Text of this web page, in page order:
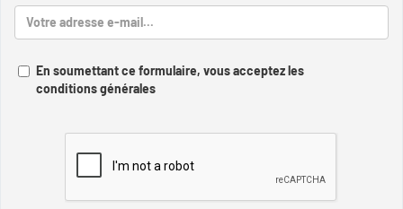
En soumettant ce formulaire, vous acceptez les
conditions générales